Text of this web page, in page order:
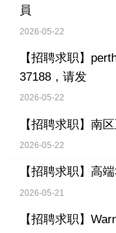
員
2026-05-22
【招聘求职】
37188，请发
2026-05-22
【招聘求职】 南
2026-05-22
【招聘求职】 高
2026-05-21
【招聘求职】